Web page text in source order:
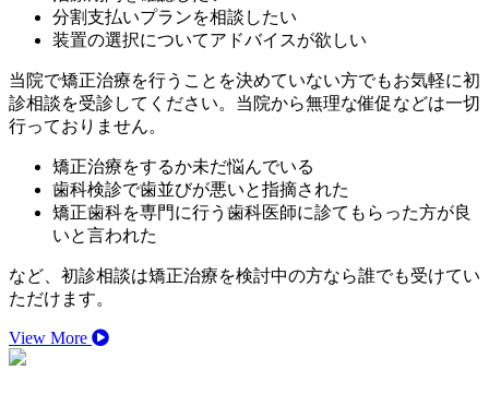
分割支払いプランを相談したい
装置の選択についてアドバイスが欲しい
当院で矯正治療を行うことを決めていない方でもお気軽に初
診相談を受診してください。当院から無理な催促などは一切
行っておりません。
矯正治療をするか未だ悩んでいる
歯科検診で歯並びが悪いと指摘された
矯正歯科を専門に行う歯科医師に診てもらった方が良
いと言われた
など、初診相談は矯正治療を検討中の方なら誰でも受けてい
ただけます。
View More